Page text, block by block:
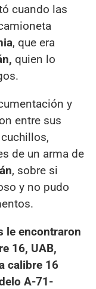
cuando las
, que era
quien lo
y
entre sus
de un arma de
, sobre si
y no pudo
le encontraron
16, UAB,
calibre 16
A-71-